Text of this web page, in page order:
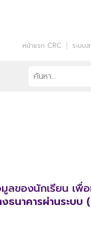
หน้าแรก CRC ระบบ
ของนักเรียน เพื่อ
งธนาคารผ่านระบ